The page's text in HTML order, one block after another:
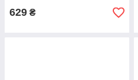
629 ₴